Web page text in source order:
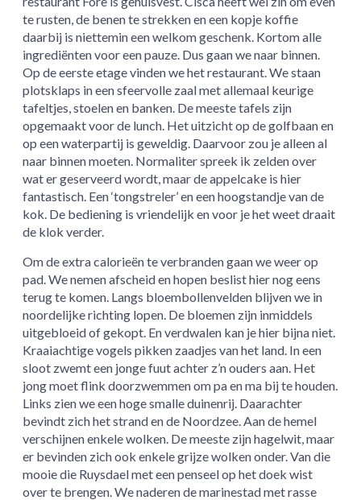
te rusten, de benen te strekken en een kopje koffie
daarbij is niettemin een welkom geschenk. Kortom alle
ingrediënten voor een pauze. Dus gaan we naar binnen.
Op de eerste etage vinden we het restaurant. We staan
plotsklaps in een sfeervolle zaal met allemaal keurige
tafeltjes, stoelen en banken. De meeste tafels zijn
opgemaakt voor de lunch. Het uitzicht op de golfbaan en
op een waterpartij is geweldig. Daarvoor zou je alleen al
naar binnen moeten. Normaliter spreek ik zelden over
wat er geserveerd wordt, maar de appelcake is hier
fantastisch. Een ‘tongstreler’ en een hoogstandje van de
kok. De bediening is vriendelijk en voor je het weet draait
de klok verder.
Om de extra calorieën te verbranden gaan we weer op
pad. We nemen afscheid en hopen beslist hier nog eens
terug te komen. Langs bloembollenvelden blijven we in
noordelijke richting lopen. De bloemen zijn inmiddels
uitgebloeid of gekopt. En verdwalen kan je hier bijna niet.
Kraaiachtige vogels pikken zaadjes van het land. In een
sloot zwemt een jonge fuut achter z’n ouders aan. Het
jong moet flink doorzwemmen om pa en ma bij te houden.
Links zien we een hoge smalle duinenrij. Daarachter
bevindt zich het strand en de Noordzee. Aan de hemel
verschijnen enkele wolken. De meeste zijn hagelwit, maar
er bevinden zich ook enkele grijze wolken onder. Van die
mooie die Ruysdael met een penseel op het doek wist
over te brengen. We naderen de marinestad met rasse